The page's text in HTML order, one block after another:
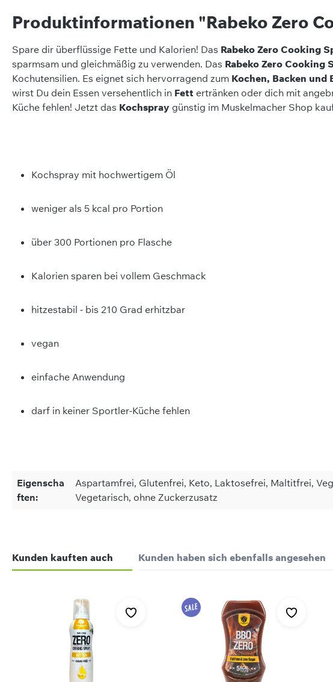
Produktinformationen "Rabeko Zero
Spare dir überflüssige Fette und Kalorien! Das Rabeko Zero Cooking
sparmsam und gleichmäßig zu verwenden. Das Rabeko Zero Cooking
Kochutensilien. Es eignet sich hervorragend zum Kochen, Backen und
wirst Du dein Essen versehentlich in Fett ertränken oder dich mit
Küche fehlen! Jetzt das Kochspray günstig im Muskelmacher Shop
Kochspray mit hochwertigem Öl
weniger als 5 kcal pro Portion
über 300 Portionen pro Flasche
Kalorien sparen bei vollem Geschmack
hitzestabil - bis 210 Grad erhitzbar
vegan
einfache Anwendung
darf in keiner Sportler-Küche fehlen
Eigenscha
ften:
Aspartamfrei, Glutenfrei, Keto, Laktosefrei, Maltitfrei,
Vegetarisch, ohne Zuckerzusatz
gesättigte Fettsäuren
Sie dieses Produkt!
schreiben
Kunden kauften auch Kunden haben sich ebenfalls angesehen